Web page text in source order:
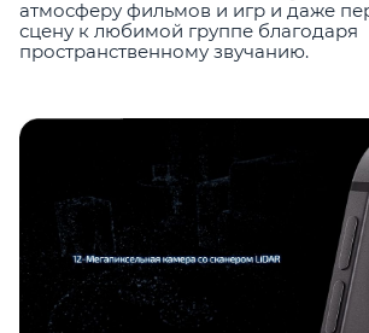
атмосферу фильмов и игр и даже
сцену к любимой группе благодаря
пространственному звучанию.